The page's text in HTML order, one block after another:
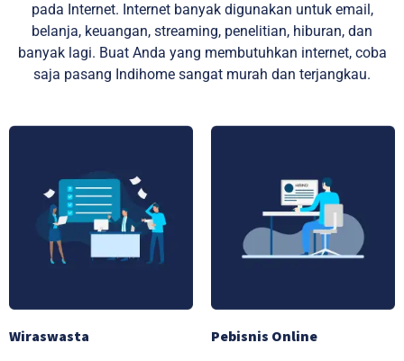
pada Internet. Internet banyak digunakan untuk email,
belanja, keuangan, streaming, penelitian, hiburan, dan
banyak lagi. Buat Anda yang membutuhkan internet, coba
saja pasang Indihome sangat murah dan terjangkau.
Wiraswasta Pebisnis Online